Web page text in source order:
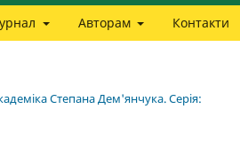
Авторам Контакти
Степана Дем'янчука. Серія: